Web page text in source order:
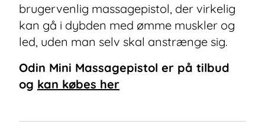
brugervenlig massagepistol, der virkelig
kan gå i dybden med ømme muskler og
led, uden man selv skal anstrænge sig.
Odin Mini Massagepistol er på tilbud
og kan købes her